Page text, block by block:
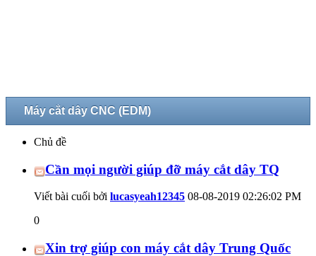
Máy cắt dây CNC (EDM)
Chủ đề
Cần mọi người giúp đỡ máy cắt dây TQ
Viết bài cuối bởi lucasyeah12345 08-08-2019 02:26:02 PM
0
Xin trợ giúp con máy cắt dây Trung Quốc